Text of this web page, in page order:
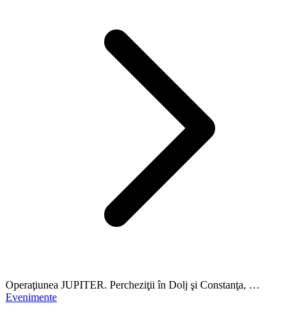
Operaţiunea JUPITER. Percheziţii în Dolj şi Constanţa, …
Evenimente